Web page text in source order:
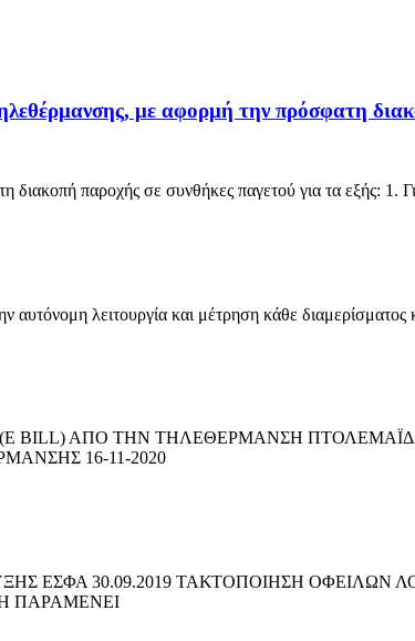
με αφορμή την πρόσφατη
παροχής σε συνθήκες παγετού για τα εξής: 1.
αυτόνομη λειτουργία και μέτρηση κάθε
BILL) ΑΠΟ ΤΗΝ ΤΗΛΕΘΕΡΜΑΝΣΗ
16-11-2020
ΕΣΦΑ 30.09.2019 ΤΑΚΤΟΠΟΙΗΣΗ
ΠΑΡΑΜΕΝΕΙ